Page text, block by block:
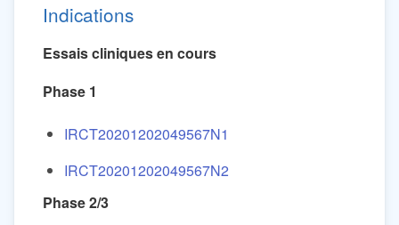
Indications
Essais cliniques en cours
Phase 1
IRCT20201202049567N1
IRCT20201202049567N2
Phase 2/3